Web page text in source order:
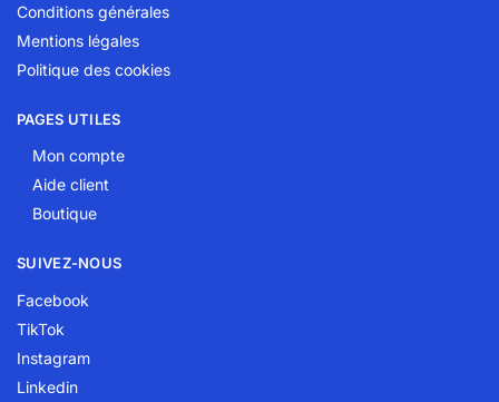
Conditions générales
Mentions légales
Politique des cookies
PAGES UTILES
Mon compte
Aide client
Boutique
SUIVEZ-NOUS
Facebook
TikTok
Instagram
Linkedin